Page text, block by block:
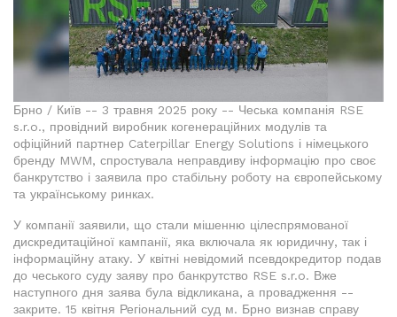
Брно / Київ -- 3 травня 2025 року -- Чеська компанія RSE
s.r.o., провідний виробник когенераційних модулів та
офіційний партнер Caterpillar Energy Solutions і німецького
бренду MWM, спростувала неправдиву інформацію про своє
банкрутство і заявила про стабільну роботу на європейському
та українському ринках.
У компанії заявили, що стали мішенню цілеспрямованої
дискредитаційної кампанії, яка включала як юридичну, так і
інформаційну атаку. У квітні невідомий псевдокредитор подав
до чеського суду заяву про банкрутство RSE s.r.o. Вже
наступного дня заява була відкликана, а провадження --
закрите. 15 квітня Регіональний суд м. Брно визнав справу